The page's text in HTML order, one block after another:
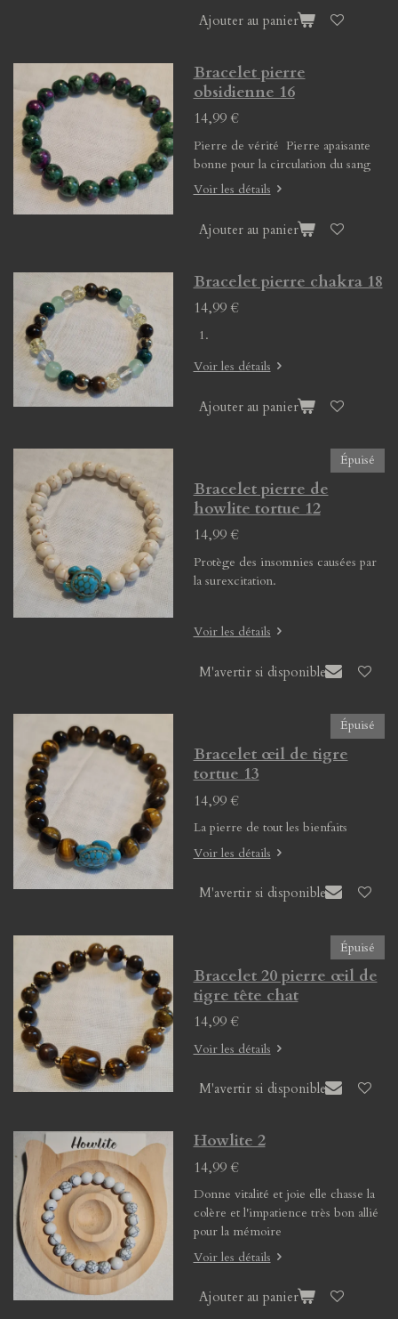
Ajouter au panier
Bracelet pierre
obsidienne 16
14,99 €
Pierre de vérité Pierre apaisante
bonne pour la circulation du sang
Voir les détails
Ajouter au panier
Bracelet pierre chakra 18
14,99 €
Voir les détails
Ajouter au panier
Épuisé
Bracelet pierre de
howlite tortue 12
14,99 €
Protège des insomnies causées par
la surexcitation.
Voir les détails
M'avertir si disponible
Épuisé
Bracelet œil de tigre
tortue 13
14,99 €
La pierre de tout les bienfaits
Voir les détails
M'avertir si disponible
Épuisé
Bracelet 20 pierre œil de
tigre tête chat
14,99 €
Voir les détails
M'avertir si disponible
Howlite 2
14,99 €
Donne vitalité et joie elle chasse la
colère et l'impatience très bon allié
pour la mémoire
Voir les détails
Ajouter au panier